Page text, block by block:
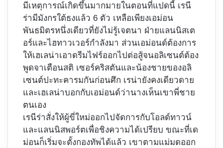
มีเหตุการณ์เกิดขึ้นมากมายในตอนที่แปดนี้ เรนี
ร่ามีมังกรใต้ธงแล้ว 6 ตัว เหลือเพียงเอม่อน
พันธมิตรหนึ่งเดียวที่ยังไม่รู้เจตนา ฝ่ายแลนนิสเต
อร์และไฮทาวเวอร์กำลังมา ส่วนเอม่อนด์ต้องการ
ให้เฮเลน่าเอาดรีมไฟร์ออกไปต่อสู้จนอลิเซนต์ต้อง
พูดจาเตือนสติ เซอร์คริสตันและน้องชายของอลิ
เซนต์ปะทะคารมกันก่อนศึก เรน่ายังคงเดียวดาย
และเฮเลน่าบอกกับเอม่อนด์ว่านางเห็นเขาพี่ชาย
ตนเอง
เรนีร่าสั่งให้ผู้ขี่ใหม่ออกไปจัดการกับโอลด์ทาวน์
และแลนนิสพอร์ตเพื่อชิงความได้เปรียบ ขณะที่เด
ม่อนก็เริ่มจะตั้งกองทัพได้แล้ว เขาตามแม่มดออก